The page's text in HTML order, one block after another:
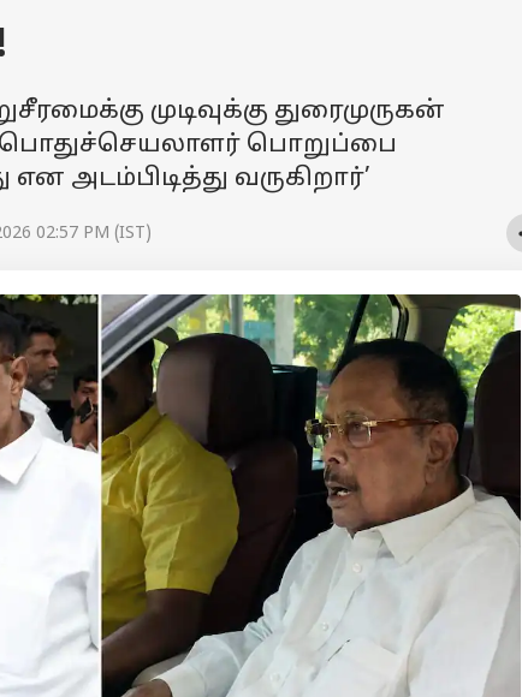
முடிவுக்கு துரைமுருகன்
பொறுப்பை
அடம்பிடித்து வருகிறார்’
02:57 PM (IST)